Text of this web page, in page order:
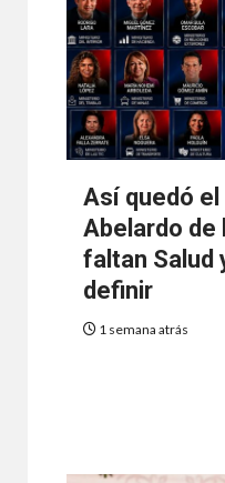
Así quedó
Abelardo de
faltan Salud
definir
1 semana atrás